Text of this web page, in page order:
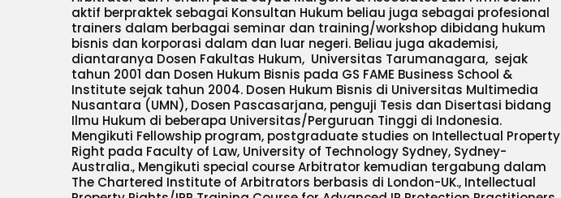
aktif berpraktek sebagai Konsultan Hukum beliau juga sebagai profesional
trainers dalam berbagai seminar dan training/workshop dibidang hukum
bisnis dan korporasi dalam dan luar negeri. Beliau juga akademisi,
diantaranya Dosen Fakultas Hukum, Universitas Tarumanagara, sejak
tahun 2001 dan Dosen Hukum Bisnis pada GS FAME Business School &
Institute sejak tahun 2004. Dosen Hukum Bisnis di Universitas Multimedia
Nusantara (UMN), Dosen Pascasarjana, penguji Tesis dan Disertasi bidang
Ilmu Hukum di beberapa Universitas/Perguruan Tinggi di Indonesia.
Mengikuti Fellowship program, postgraduate studies on Intellectual Property
Right pada Faculty of Law, University of Technology Sydney, Sydney-
Australia., Mengikuti special course Arbitrator kemudian tergabung dalam
The Chartered Institute of Arbitrators berbasis di London-UK., Intellectual